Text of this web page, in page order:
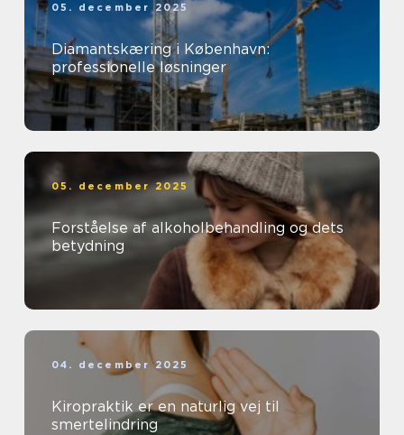
05. december 2025
Diamantskæring i København:
professionelle løsninger
05. december 2025
Forståelse af alkoholbehandling og dets
betydning
04. december 2025
Kiropraktik er en naturlig vej til
smertelindring